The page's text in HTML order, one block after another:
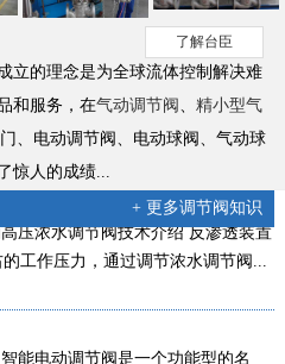
了解台臣
立的理念是为全球流体控制解决难
和服务，在气动调节阀 、 精小型气
、电动调节阀、电动球阀、气动球
惊人的成绩...
+ 更多调节阀知识
动衬氟调节阀新款零缺陷型产品，
压浓水调节阀技术介绍 反渗透装置
工作压力，通过调节浓水调节阀...
能电动调节阀是一个功能型的名